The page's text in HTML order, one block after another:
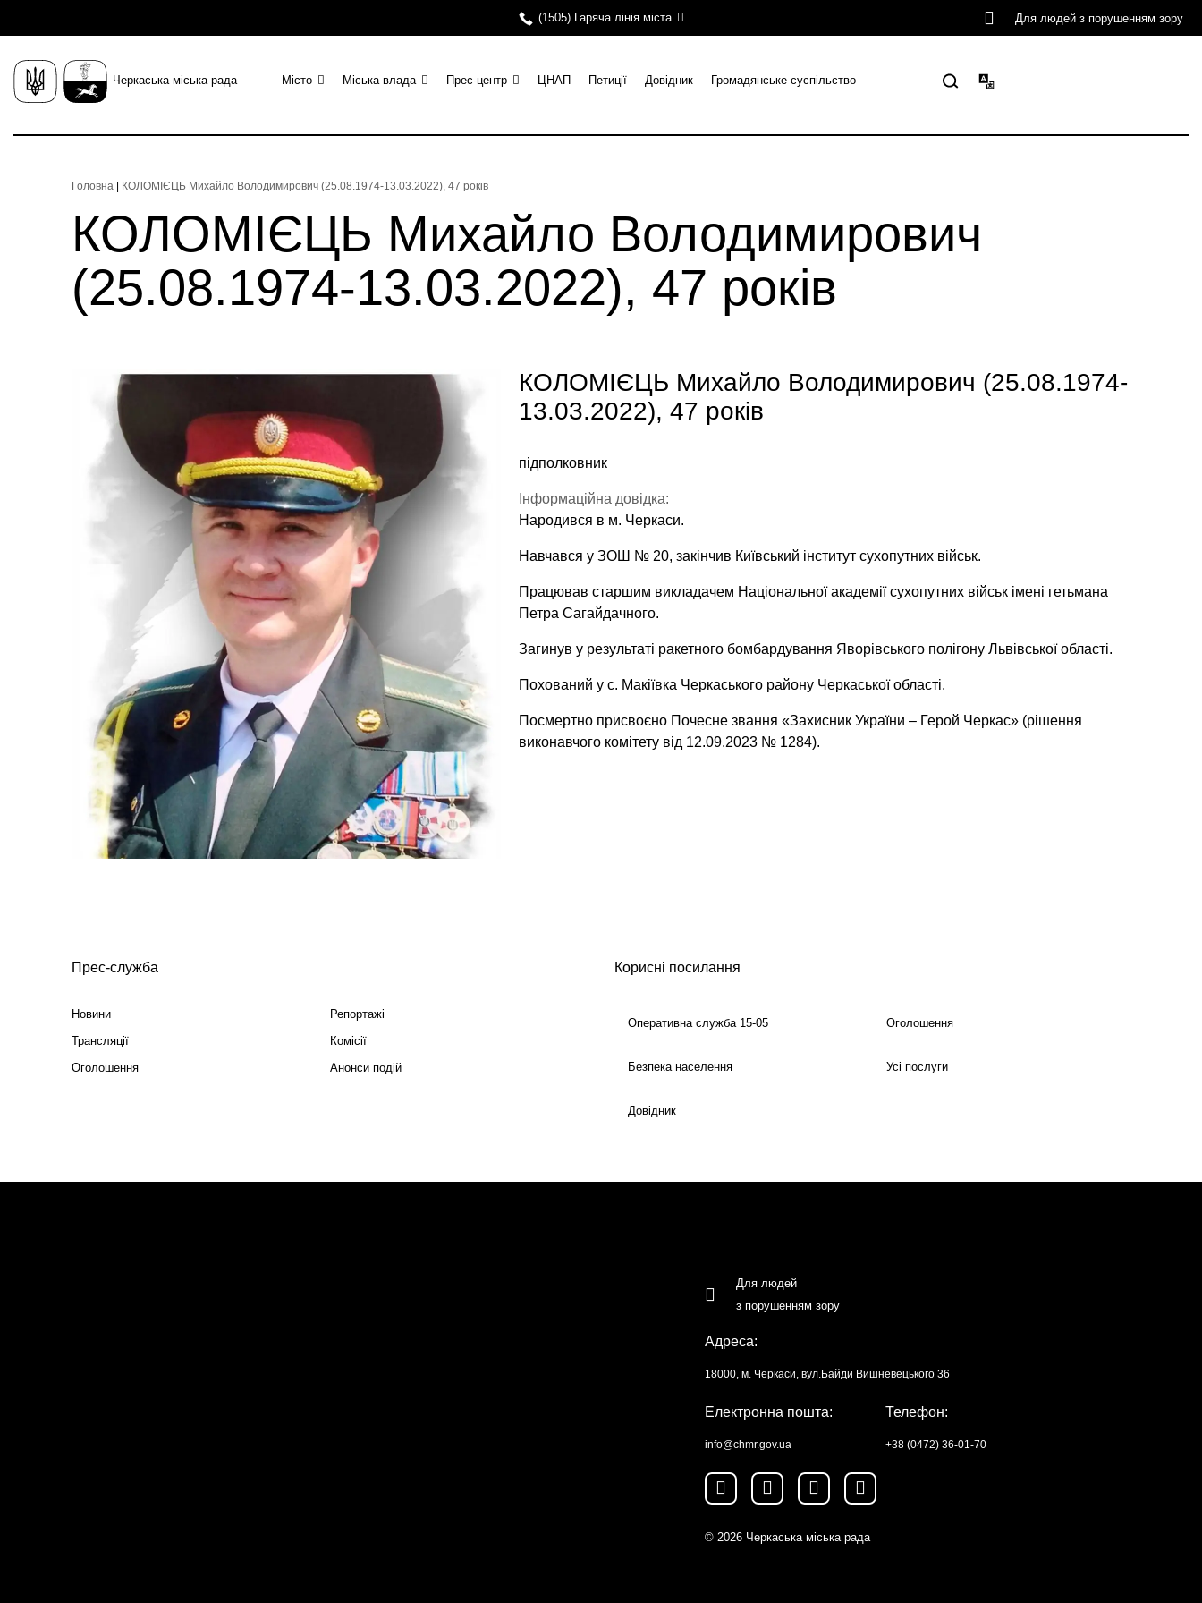
(1505) Гаряча лінія міста Для людей з порушенням зору
Черкаська міська рада Місто Міська влада Прес-центр ЦНАП Петиції Довідник Громадянське суспільство
Головна КОЛОМІЄЦЬ Михайло Володимирович (25.08.1974-13.03.2022), 47 років
КОЛОМІЄЦЬ Михайло Володимирович
(25.08.1974-13.03.2022), 47 років
КОЛОМІЄЦЬ Михайло Володимирович (25.08.1974-
13.03.2022), 47 років
підполковник
Інформаційна довідка:
Народився в м. Черкаси.
Навчався у ЗОШ № 20, закінчив Київський інститут сухопутних військ.
Працював старшим викладачем Національної академії сухопутних військ імені гетьмана
Петра Сагайдачного.
Загинув у результаті ракетного бомбардування Яворівського полігону Львівської області.
Похований у с. Макіївка Черкаського району Черкаської області.
Посмертно присвоєно Почесне звання «Захисник України – Герой Черкас» (рішення
виконавчого комітету від 12.09.2023 № 1284).
Прес-служба
Новини
Репортажі
Трансляції
Комісії
Оголошення
Анонси подій
Корисні посилання
Оперативна служба 15-05 Оголошення
Безпека населення Усі послуги
Довідник
Для людей
з порушенням зору
Адреса:
18000, м. Черкаси, вул.Байди Вишневецького 36
Електронна пошта:
info@chmr.gov.ua
Телефон:
+38 (0472) 36-01-70
© 2026 Черкаська міська рада